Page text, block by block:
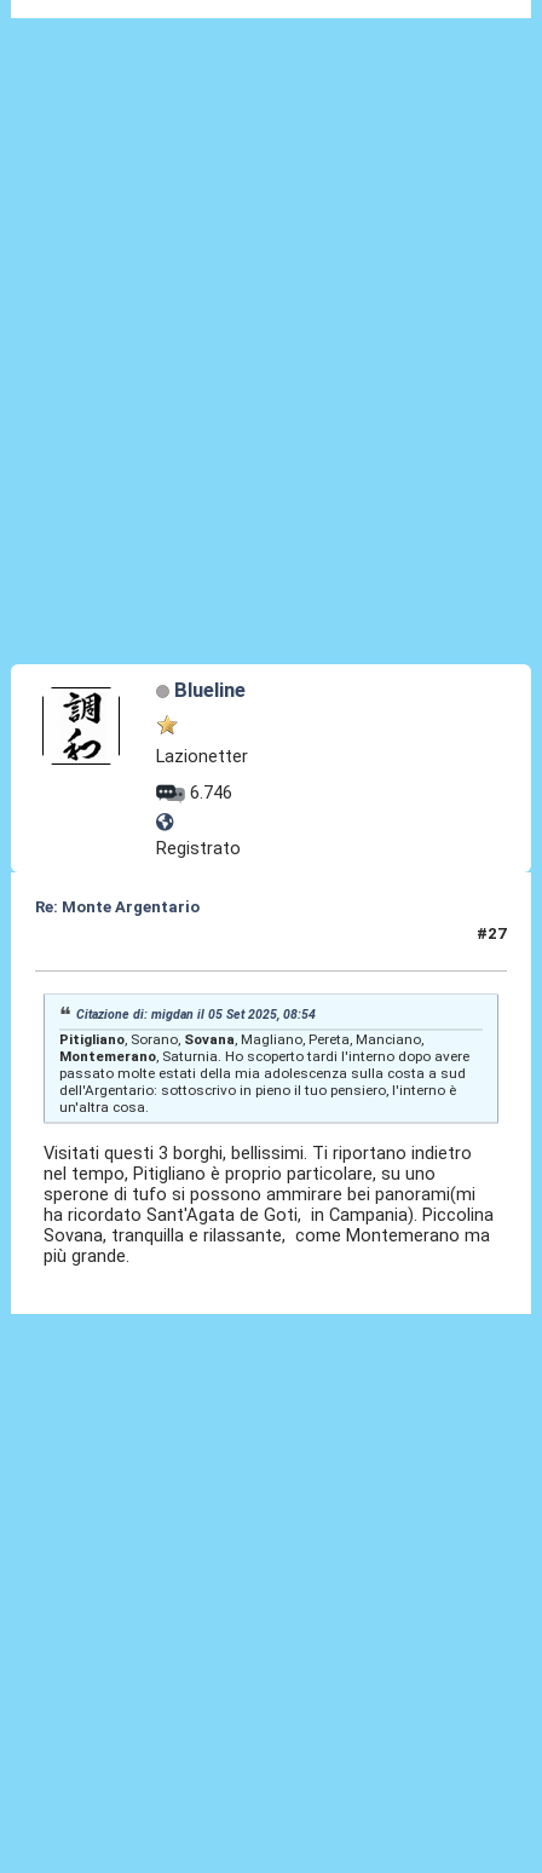
Blueline
Lazionetter
6.746
Registrato
Re: Monte Argentario
#27
Citazione di: migdan il 05 Set 2025, 08:54
Pitigliano, Sorano, Sovana , Magliano, Pereta, Manciano,
Montemerano, Saturnia. Ho scoperto tardi l'interno dopo avere
passato molte estati della mia adolescenza sulla costa a sud
dell'Argentario: sottoscrivo in pieno il tuo pensiero, l'interno è
un'altra cosa.
Visitati questi 3 borghi, bellissimi. Ti riportano indietro
nel tempo, Pitigliano è proprio particolare, su uno
sperone di tufo si possono ammirare bei panorami(mi
ha ricordato Sant'Agata de Goti, in Campania). Piccolina
Sovana, tranquilla e rilassante, come Montemerano ma
più grande.